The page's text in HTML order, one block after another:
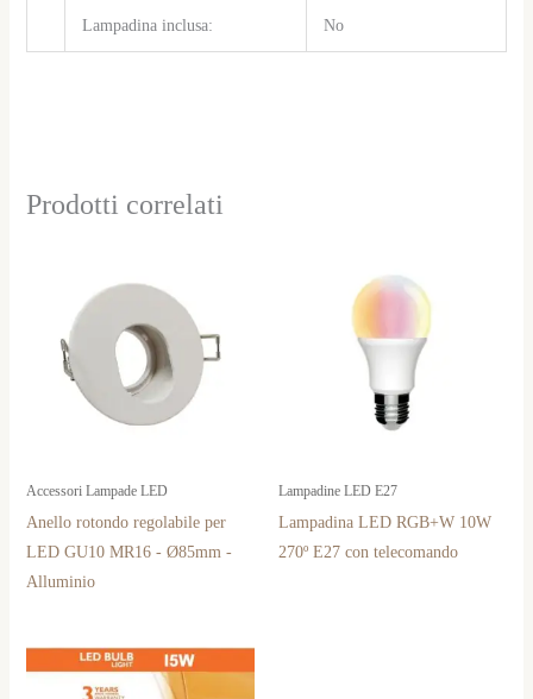
Lampadina inclusa: No
Prodotti correlati
Accessori Lampade LED
Anello rotondo regolabile per
LED GU10 MR16 - Ø85mm -
Alluminio
Lampadine LED E27
Lampadina LED RGB+W 10W
270º E27 con telecomando